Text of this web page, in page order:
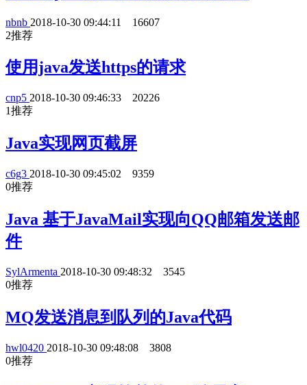
nbnb 2018-10-30 09:44:11
16607
2推荐
使用java发送https的请求
cnp5 2018-10-30 09:46:33
20226
1推荐
Java实现网页截屏
c6g3 2018-10-30 09:45:02
9359
0推荐
Java 基于JavaMail实现向QQ邮箱发送邮
件
SylArmenta 2018-10-30 09:48:32
3545
0推荐
MQ发送消息到队列的Java代码
hwl0420 2018-10-30 09:48:08
3808
0推荐